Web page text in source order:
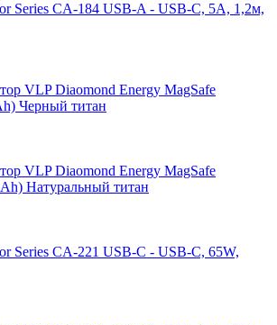
Series CA-184 USB-A - USB-C, 5A, 1,2м,
VLP Diaomond Energy MagSafe
Черный титан
VLP Diaomond Energy MagSafe
Натуральный титан
Series CA-221 USB-C - USB-C, 65W,